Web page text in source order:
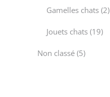
Gamelles chats 22
Jouets chats 1919
Non classé 55